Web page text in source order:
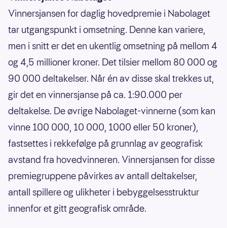
Vinnersjansen for daglig hovedpremie i Nabolaget
tar utgangspunkt i omsetning. Denne kan variere,
men i snitt er det en ukentlig omsetning på mellom 4
og 4,5 millioner kroner. Det tilsier mellom 80 000 og
90 000 deltakelser. Når én av disse skal trekkes ut,
gir det en vinnersjanse på ca. 1:90.000 per
deltakelse. De øvrige Nabolaget-vinnerne (som kan
vinne 100 000, 10 000, 1000 eller 50 kroner),
fastsettes i rekkefølge på grunnlag av geografisk
avstand fra hovedvinneren. Vinnersjansen for disse
premiegruppene påvirkes av antall deltakelser,
antall spillere og ulikheter i bebyggelsesstruktur
innenfor et gitt geografisk område.